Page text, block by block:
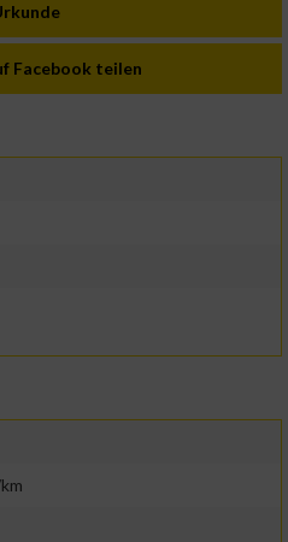
Facebook teilen